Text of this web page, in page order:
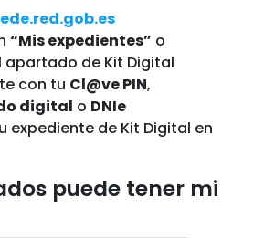
“Mis expedientes” o
apartado de Kit Digital
con tu Cl@ve PIN,
digital o DNIe
expediente de Kit Digital en
puede tener mi